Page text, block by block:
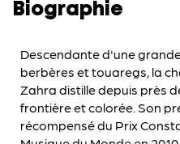
Biographie
Descendante d'une
berbères et touaregs, la
Zahra distille depuis près
frontière et colorée. Son
récompensé du Prix